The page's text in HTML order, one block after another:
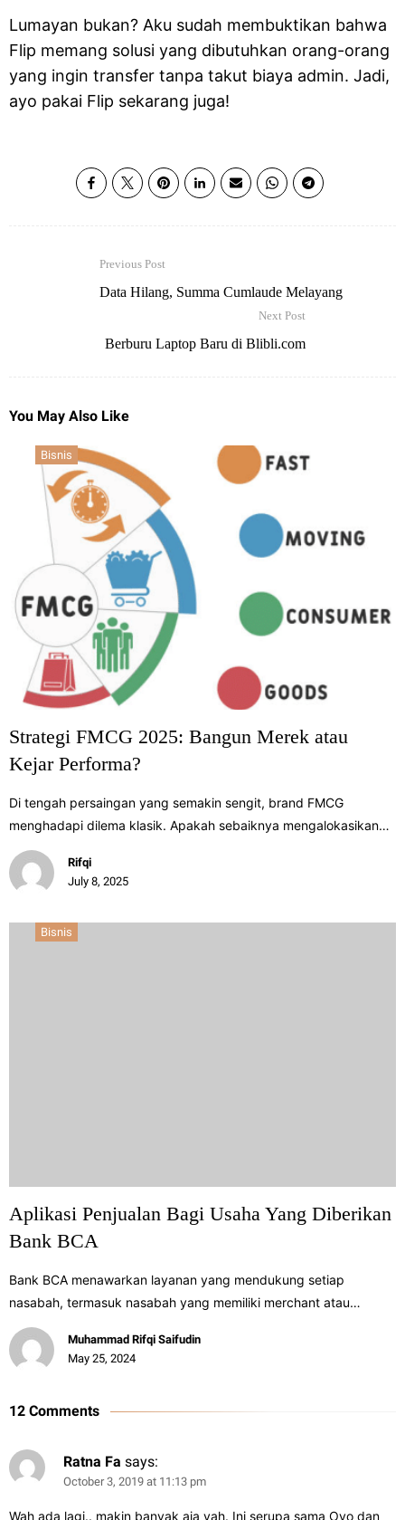
Lumayan bukan? Aku sudah membuktikan bahwa
Flip memang solusi yang dibutuhkan orang-orang
yang ingin transfer tanpa takut biaya admin. Jadi,
ayo pakai Flip sekarang juga!
Previous Post
Data Hilang, Summa Cumlaude Melayang
Next Post
Berburu Laptop Baru di Blibli.com
You May Also Like
Bisnis
Strategi FMCG 2025: Bangun Merek atau
Kejar Performa?
Di tengah persaingan yang semakin sengit, brand FMCG
menghadapi dilema klasik. Apakah sebaiknya mengalokasikan…
Rifqi
July 8, 2025
Bisnis
Aplikasi Penjualan Bagi Usaha Yang Diberikan
Bank BCA
Bank BCA menawarkan layanan yang mendukung setiap
nasabah, termasuk nasabah yang memiliki merchant atau…
Muhammad Rifqi Saifudin
May 25, 2024
12 Comments
Ratna Fa says:
October 3, 2019 at 11:13 pm
Wah ada lagi.. makin banyak aja yah. Ini serupa sama Ovo dan